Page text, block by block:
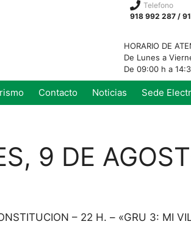
Telefono
918 992 287 /
HORARIO DE
De Lunes a
De 09:00 h a
Contacto Noticias Sede
9 DE
– 22 H. – «GRU 3: MI